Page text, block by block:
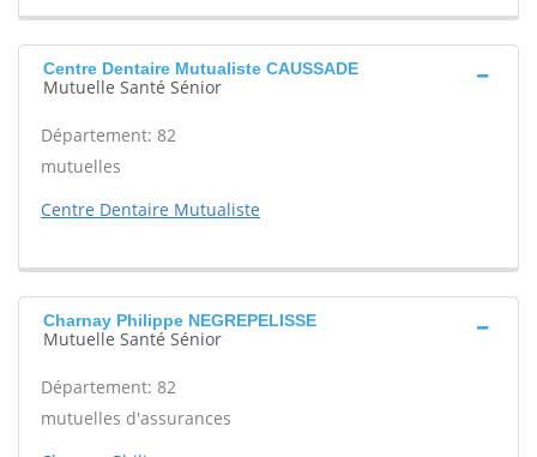
Centre Dentaire Mutualiste CAUSSADE
Mutuelle Santé Sénior
Département: 82
mutuelles
Centre Dentaire Mutualiste
Charnay Philippe NEGREPELISSE
Mutuelle Santé Sénior
Département: 82
mutuelles d'assurances